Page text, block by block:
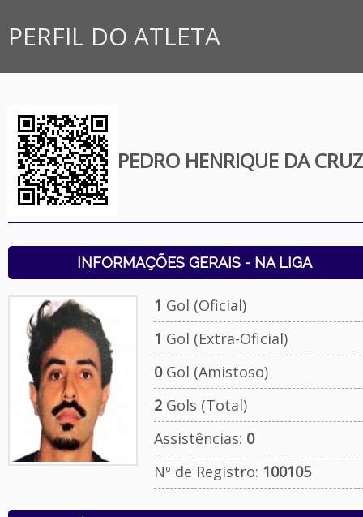
PERFIL DO ATLETA
PEDRO HENRIQUE DA
INFORMAÇÕES GERAIS - NA LIGA
1 Gol (Oficial)
1 Gol (Extra-Oficial)
0Gol (Amistoso)
2Gols (Total)
Assistências: 0
Nº de Registro: 100105